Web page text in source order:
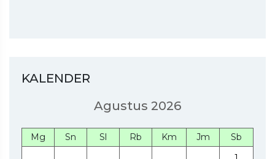
KALENDER
Agustus 2026
Mg Sn Sl Rb Km Jm
Sb